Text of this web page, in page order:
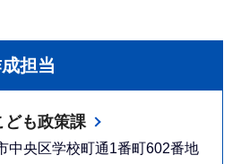
担当
も政策課
央区学校町通1番町602番地